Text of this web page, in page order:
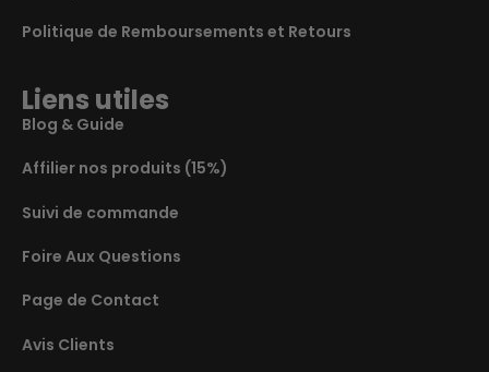
Politique de Remboursements et Retours
Liens utiles
Blog & Guide
Affilier nos produits (15%)
Suivi de commande
Foire Aux Questions
Page de Contact
Avis Clients